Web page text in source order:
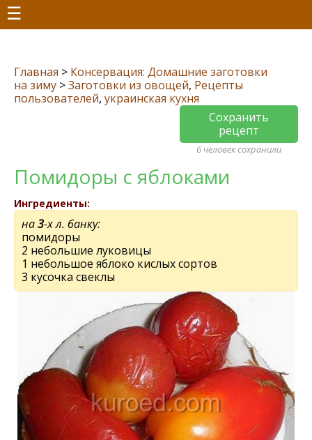
☰
Главная > Консервация: Домашние заготовки
на зиму >Заготовки из овощей, Рецепты
пользователей, украинская кухня
Сохранить
рецепт
6 человек сохранили
Помидоры с яблоками
Ингредиенты:
на3-х л. банку:
помидоры
2 небольшие луковицы
1 небольшое яблоко кислых сортов
3 кусочка свеклы